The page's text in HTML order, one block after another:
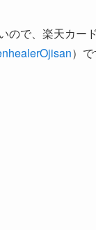
ので、楽天カ
）で